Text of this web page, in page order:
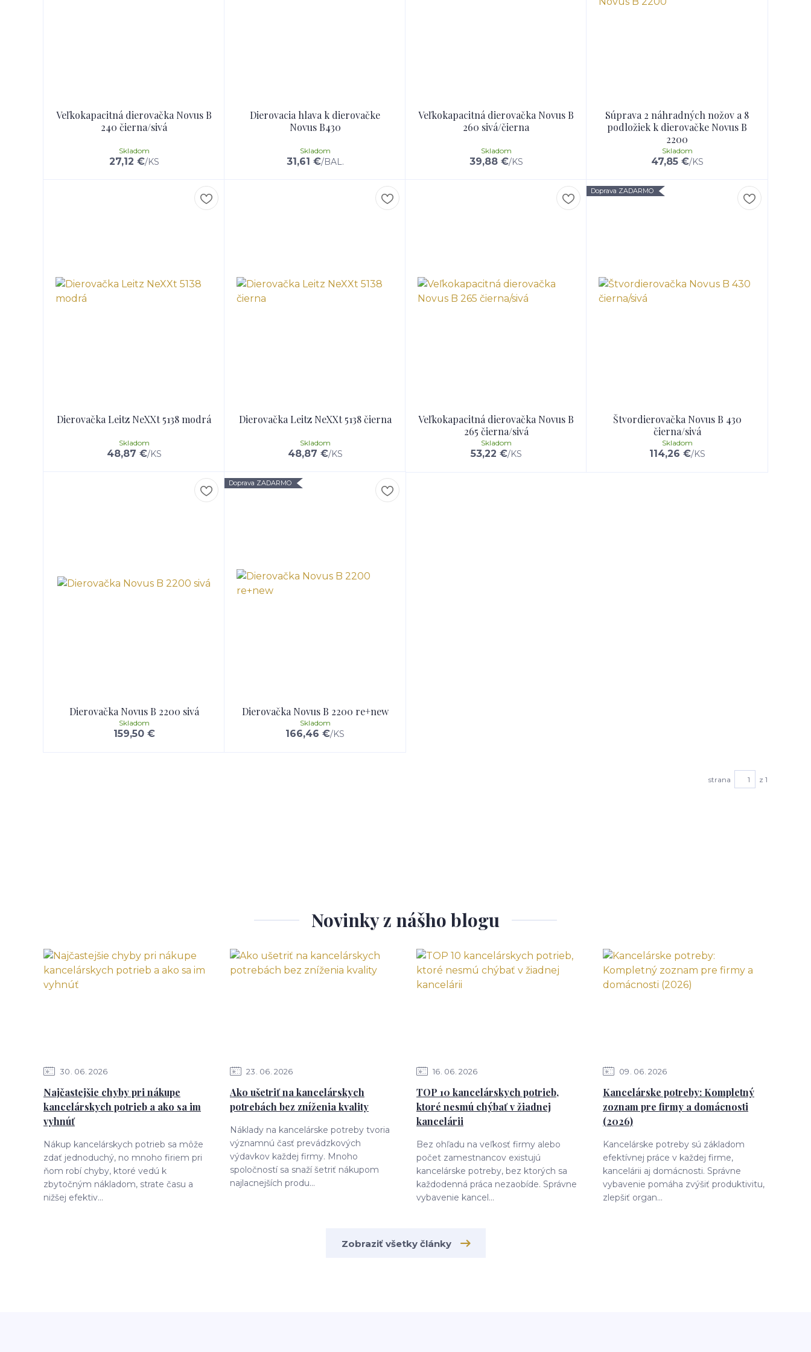
Veľkokapacitná dierovačka Novus B
240 čierna/sivá
27,12 €/KS
Skladom
Dierovacia hlava k dierovačke
Novus B430
31,61 €/BAL.
Skladom
Veľkokapacitná dierovačka Novus B
260 sivá/čierna
39,88 €/KS
Skladom
Súprava 2 náhradných nožov a 8
podložiek k dierovačke Novus B
2200
47,85 €/KS
Skladom
Dierovačka Leitz NeXXt 5138 modrá
48,87 €/KS
Skladom
Dierovačka Leitz NeXXt 5138 čierna
48,87 €/KS
Skladom
Veľkokapacitná dierovačka Novus B
265 čierna/sivá
53,22 €/KS
Skladom
Doprava ZADARMO
Štvordierovačka Novus B 430
čierna/sivá
114,26 €/KS
Skladom
Dierovačka Novus B 2200 sivá
159,50 €
Skladom
Doprava ZADARMO
Dierovačka Novus B 2200 re+new
166,46 €/KS
Skladom
strana z 1
Novinky z nášho blogu
30 06 2026
Najčastejšie chyby pri nákupe
kancelárskych potrieb a ako sa im
vyhnúť
Nákup kancelárskych potrieb sa môže
zdať jednoduchý, no mnoho firiem pri
ňom robí chyby, ktoré vedú k
zbytočným nákladom, strate času a
nižšej efektiv...
23 06 2026
Ako ušetriť na kancelárskych
potrebách bez zníženia kvality
Náklady na kancelárske potreby tvoria
významnú časť prevádzkových
výdavkov každej firmy. Mnoho
spoločností sa snaží šetriť nákupom
najlacnejších produ...
16 06 2026
TOP 10 kancelárskych potrieb,
ktoré nesmú chýbať v žiadnej
kancelárii
Bez ohľadu na veľkosť firmy alebo
počet zamestnancov existujú
kancelárske potreby, bez ktorých sa
každodenná práca nezaobíde. Správne
vybavenie kancel...
09 06 2026
Kancelárske potreby: Kompletný
zoznam pre firmy a domácnosti
(2026)
Kancelárske potreby sú základom
efektívnej práce v každej firme,
kancelárii aj domácnosti. Správne
vybavenie pomáha zvýšiť produktivitu,
zlepšiť organ...
Zobraziť všetky články